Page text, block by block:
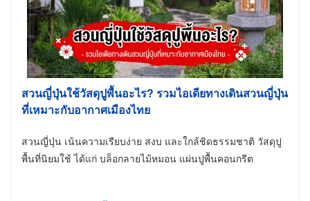
สวนญี่ปุ่นใช้วัสดุปูพื้นอะไร? รวมไอเดียทางเดินสวนญี่ปุ่น
ที่เหมาะกับอากาศเมืองไทย
สวนญี่ปุ่น เน้นความเรียบง่าย สงบ และใกล้ชิดธรรมชาติ วัสดุปู
พื้นที่นิยมใช้ ได้แก่ บล็อกลายไม้หมอน แผ่นปูพื้นคอนกรีต